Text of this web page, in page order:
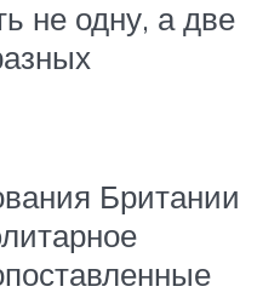
не одну, а две
Британии